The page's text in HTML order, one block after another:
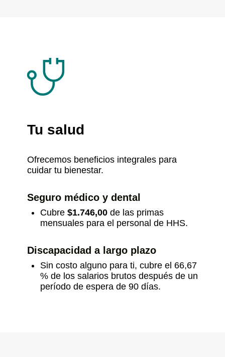
Tu salud
Ofrecemos beneficios integrales para
cuidar tu bienestar.
Seguro médico y dental
Cubre $1.746,00de las primas
mensuales para el personal de HHS.
Discapacidad a largo plazo
Sin costo alguno para ti, cubre el 66,67
% de los salarios brutos después de un
período de espera de 90 días.